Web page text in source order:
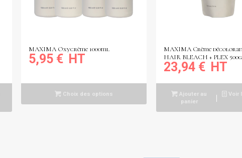
MAXIMA Oxycrème 1000ml
5,95 €
Choix des options
MAXIMA Crème
HAIR BLEACH + PLEX 500g
23,94 €
Ajouter au
panier
Voir